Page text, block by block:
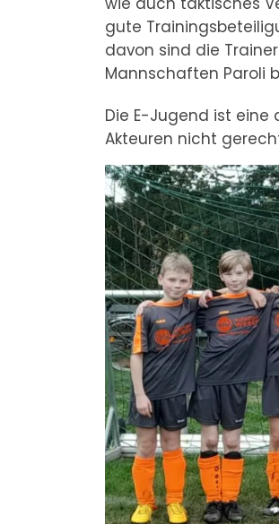
gute
davon sind die
Mannschaften Paroli
Die E-Jugend ist
Akteuren nicht